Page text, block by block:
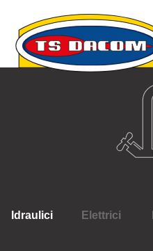
Idraulici Elettrici